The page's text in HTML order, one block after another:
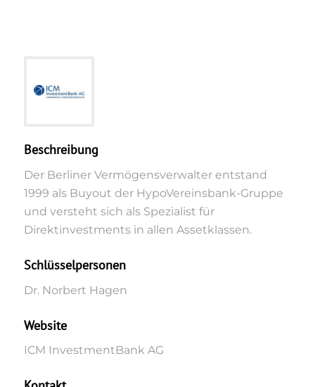
Beschreibung
Der Berliner Vermögensverwalter entstand
1999 als Buyout der HypoVereinsbank-Gruppe
und versteht sich als Spezialist für
Direktinvestments in allen Assetklassen.
Schlüsselpersonen
Dr. Norbert Hagen
Website
ICM InvestmentBank AG